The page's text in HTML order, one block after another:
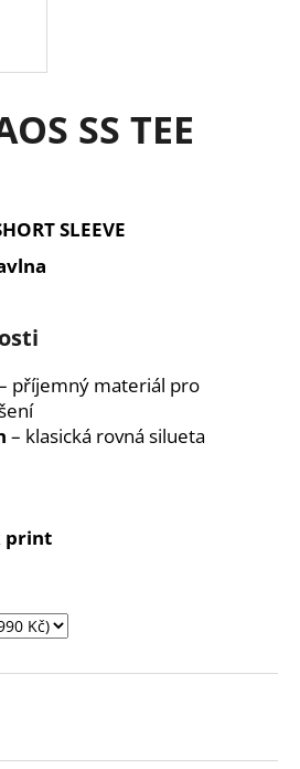
SS TEE
SLEEVE
příjemný materiál pro
– klasická rovná silueta
print